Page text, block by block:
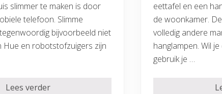
slimmer te maken is door
telefoon. Slimme
bijvoorbeeld niet
Hue en robotstofzuigers zijn
Lees verder
eettafel en een
de woonkamer.
volledig andere
hanglampen. Wil
gebruik je …